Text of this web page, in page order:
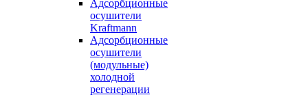
Адсорбционные
осушители
Kraftmann
Адсорбционные
осушители
(модульные)
холодной
регенерации